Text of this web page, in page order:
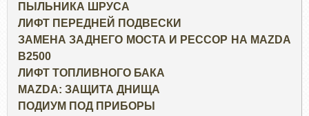
ПЫЛЬНИКА ШРУСА
ЛИФТ ПЕРЕДНЕЙ ПОДВЕСКИ
ЗАМЕНА ЗАДНЕГО МОСТА И РЕССОР НА MAZDA
B2500
ЛИФТ ТОПЛИВНОГО БАКА
MAZDA: ЗАЩИТА ДНИЩА
ПОДИУМ ПОД ПРИБОРЫ